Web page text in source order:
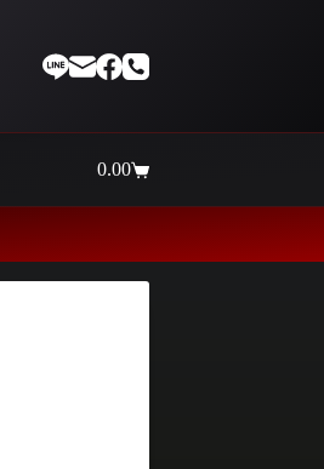
Shopping
0.00